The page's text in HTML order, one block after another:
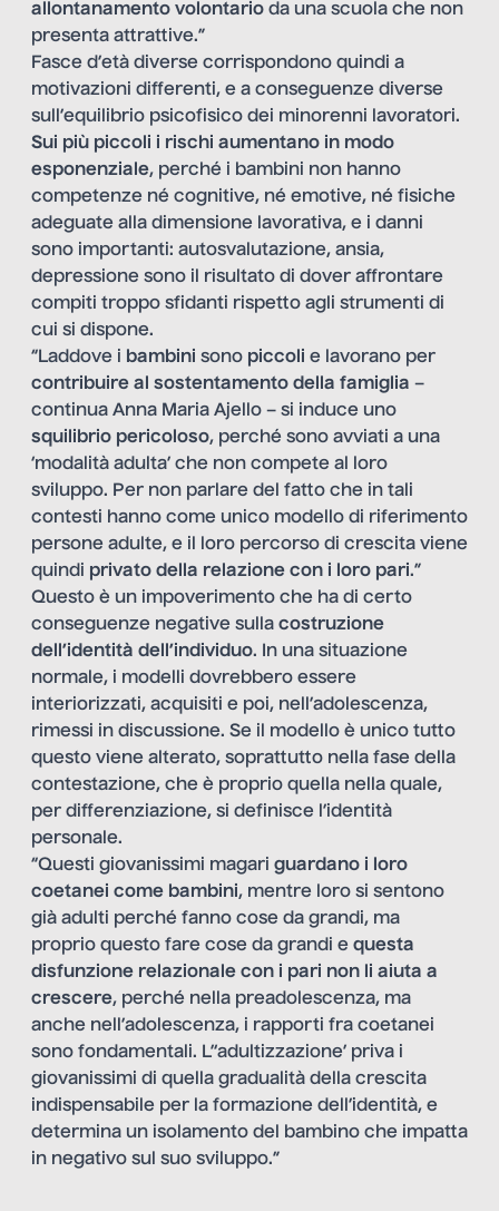
allontanamento volontario da una scuola che non
presenta attrattive.”
Fasce d’età diverse corrispondono quindi a
motivazioni differenti, e a conseguenze diverse
sull’equilibrio psicofisico dei minorenni lavoratori.
Sui più piccoli i rischi aumentano in modo
esponenziale, perché i bambini non hanno
competenze né cognitive, né emotive, né fisiche
adeguate alla dimensione lavorativa, e i danni
sono importanti: autosvalutazione, ansia,
depressione sono il risultato di dover affrontare
compiti troppo sfidanti rispetto agli strumenti di
cui si dispone.
“Laddove i bambini sono piccoli e lavorano per
contribuire al sostentamento della famiglia –
continua Anna Maria Ajello – si induce uno
squilibrio pericoloso, perché sono avviati a una
‘modalità adulta’ che non compete al loro
sviluppo. Per non parlare del fatto che in tali
contesti hanno come unico modello di riferimento
persone adulte, e il loro percorso di crescita viene
quindi privato della relazione con i loro pari.”
Questo è un impoverimento che ha di certo
conseguenze negative sulla costruzione
dell’identità dell’individuo. In una situazione
normale, i modelli dovrebbero essere
interiorizzati, acquisiti e poi, nell’adolescenza,
rimessi in discussione. Se il modello è unico tutto
questo viene alterato, soprattutto nella fase della
contestazione, che è proprio quella nella quale,
per differenziazione, si definisce l’identità
personale.
“Questi giovanissimi magari guardano i loro
coetanei come bambini, mentre loro si sentono
già adulti perché fanno cose da grandi, ma
proprio questo fare cose da grandi e questa
disfunzione relazionale con i pari non li aiuta a
crescere, perché nella preadolescenza, ma
anche nell’adolescenza, i rapporti fra coetanei
sono fondamentali. L’‘adultizzazione’ priva i
giovanissimi di quella gradualità della crescita
indispensabile per la formazione dell’identità, e
determina un isolamento del bambino che impatta
in negativo sul suo sviluppo.”